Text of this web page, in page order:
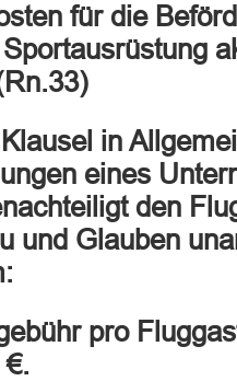
für die
in
eines
den
und Glauben
pro
€.